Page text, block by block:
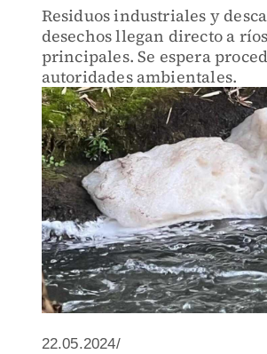
Residuos industriales y
desechos llegan directo a ríos
principales. Se espera
autoridades ambientales.
22.05.2024/